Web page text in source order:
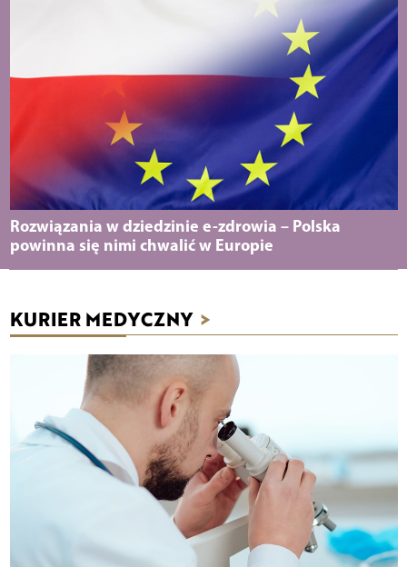
Rozwiązania w dziedzinie e-zdrowia – Polska
powinna się nimi chwalić w Europie
KURIER MEDYCZNY >